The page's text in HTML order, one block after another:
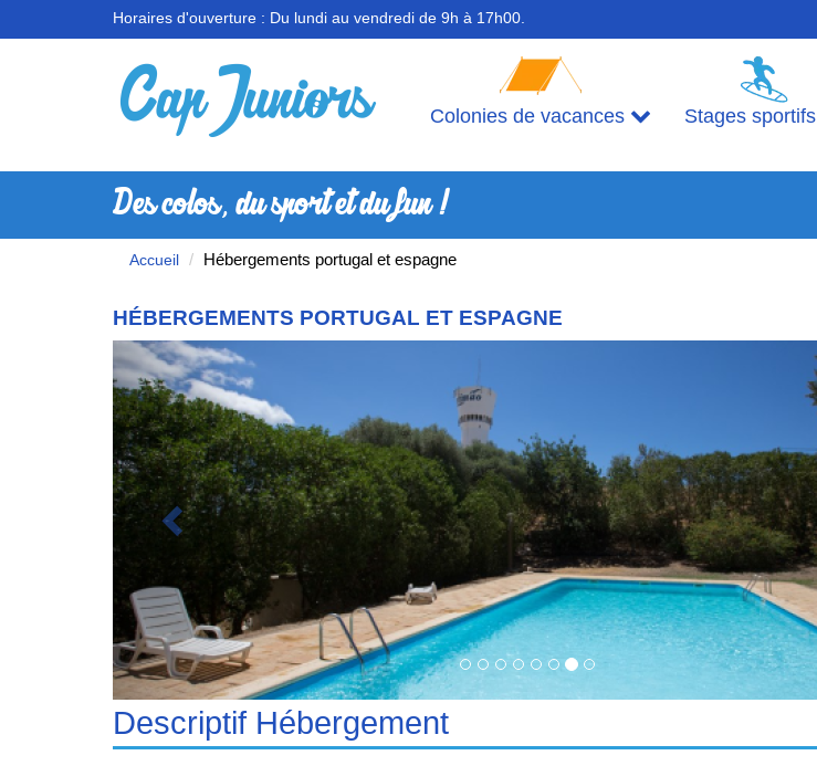
Horaires d'ouverture : Du lundi au vendredi de 9h à 17h00.
Colonies de vacances Stages sportifs
Des colos, du sport et du fun !
Accueil Hébergements portugal et espagne
HÉBERGEMENTS PORTUGAL ET ESPAGNE
Descriptif Hébergement